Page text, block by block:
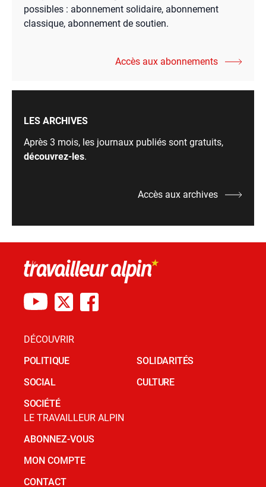
possibles : abonnement solidaire, abonnement
classique, abonnement de soutien.
Accès aux abonnements
LES ARCHIVES
Après 3 mois, les journaux publiés sont gratuits,
découvrez-les.
Accès aux archives
DÉCOUVRIR
POLITIQUE
SOCIAL
SOCIÉTÉ
SOLIDARITÉS
CULTURE
LE TRAVAILLEUR ALPIN
ABONNEZ-VOUS
MON COMPTE
CONTACT